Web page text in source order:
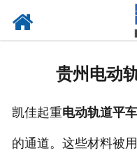
贵州电动
凯佳起重电动轨道平车
的通道。这些材料被